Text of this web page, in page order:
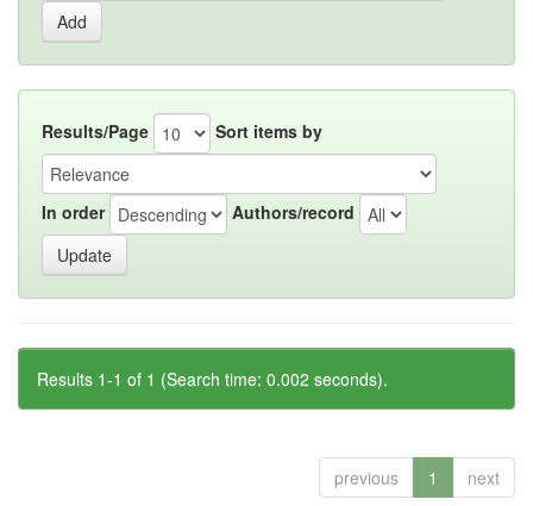
Results/Page Sort items by
In order Authors/record
Results 1-1 of 1 (Search time: 0.002 seconds).
previous 1 next